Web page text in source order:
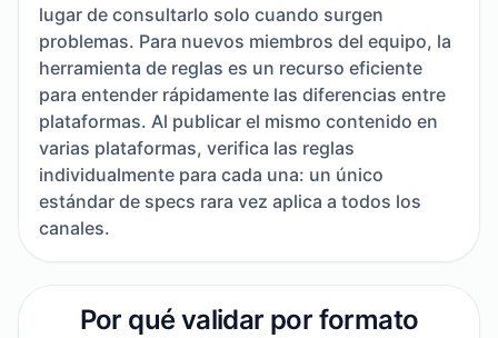
lugar de consultarlo solo cuando surgen
problemas. Para nuevos miembros del equipo, la
herramienta de reglas es un recurso eficiente
para entender rápidamente las diferencias entre
plataformas. Al publicar el mismo contenido en
varias plataformas, verifica las reglas
individualmente para cada una: un único
estándar de specs rara vez aplica a todos los
canales.
Por qué validar por formato